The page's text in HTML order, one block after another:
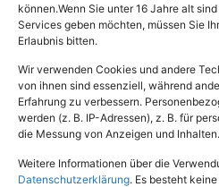
können.Wenn Sie unter 16 Jahre alt
Services geben möchten, müssen Sie
Erlaubnis bitten.
Wir verwenden Cookies und andere
von ihnen sind essenziell, während
Erfahrung zu verbessern.
werden (z. B. IP-Adressen), z. B. für
die Messung von Anzeigen und Inhalten.
Weitere Informationen über die
Datenschutzerklärung. Es besteht
Tel.: (02651) - 77438
In der Pluns 1,